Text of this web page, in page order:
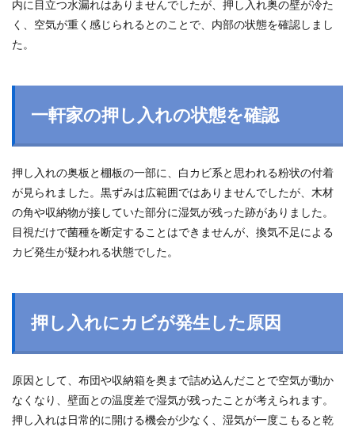
内に目立つ水漏れはありませんでしたが、押し入れ奥の壁が冷た
く、空気が重く感じられるとのことで、内部の状態を確認しまし
た。
一軒家の押し入れの状態を確認
押し入れの奥板と棚板の一部に、白カビ系と思われる粉状の付着
が見られました。黒ずみは広範囲ではありませんでしたが、木材
の角や収納物が接していた部分に湿気が残った跡がありました。
目視だけで菌種を断定することはできませんが、換気不足による
カビ発生が疑われる状態でした。
押し入れにカビが発生した原因
原因として、布団や収納箱を奥まで詰め込んだことで空気が動か
なくなり、壁面との温度差で湿気が残ったことが考えられます。
押し入れは日常的に開ける機会が少なく、湿気が一度こもると乾